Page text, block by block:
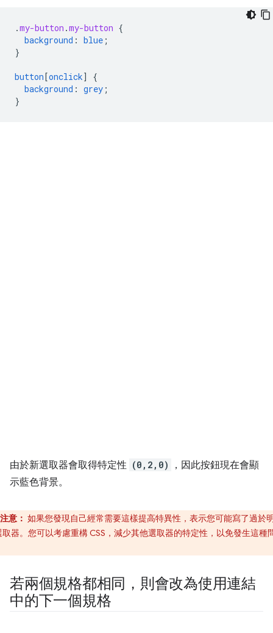
.my-button .my-button {
background : blue ;
}
button [onclick]
{
background : grey ;
}
由於新選取器會取得特定性 (0,2,0)
，因此按鈕現在會顯
示藍色背景。
注意： 如果您發現自己經常需要這樣提高特異性，表示您可能寫了過於
取器。您可以考慮重構 CSS，減少其他選取器的特定性，以免發生這種
若兩個規格都相同，則會改為使用連結
中的下一個規格